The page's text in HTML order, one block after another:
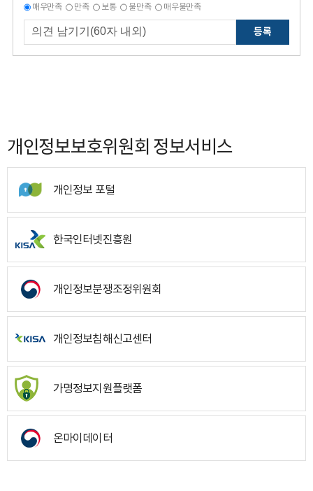
매우만족 만족 보통 불만족 매우불만족
등록
개인정보보호위원회 정보서비스
개인정보 포털
한국인터넷진흥원
개인정보분쟁조정위원회
개인정보침해신고센터
가명정보지원플랫폼
온마이데이터